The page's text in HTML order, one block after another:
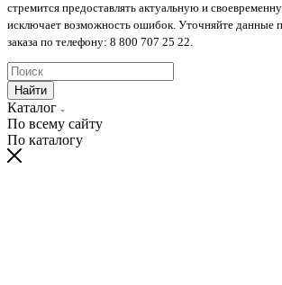
стремится предоставлять актуальную и
исключает возможность ошибок. Уточняйте данные
заказа по телефону: 8 800 707 25 22.
Найти
Каталог
По всему сайту
По каталогу